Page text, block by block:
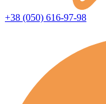
+38 (050) 616-97-98